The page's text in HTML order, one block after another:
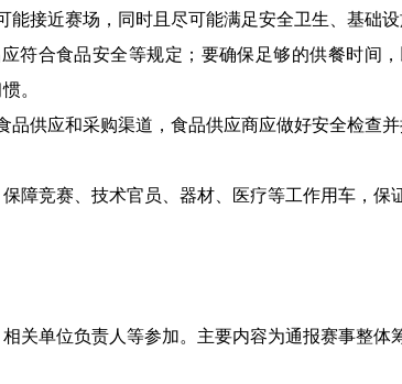
能接近赛场，同时且尽可能满足安全卫生、基础设
符合食品安全等规定；要确保足够的供餐时间
。
品供应和采购渠道，食品供应商应做好安全检查并
障竞赛、技术官员、器材、医疗等工作用车，
关单位负责人等参加。主要内容为通报赛事整体